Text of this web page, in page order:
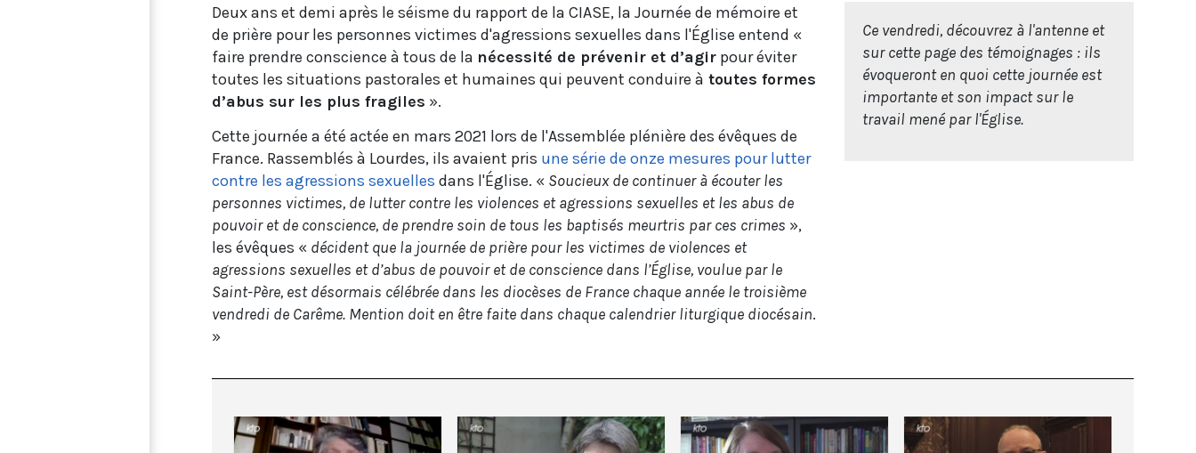
Deux ans et demi après le séisme du rapport de la CIASE, la Journée de mémoire et
de prière pour les personnes victimes d'agressions sexuelles dans l'Église entend «
faire prendre conscience à tous de la nécessité de prévenir et d’agir pour éviter
toutes les situations pastorales et humaines qui peuvent conduire à toutes formes
d’abus sur les plus fragiles ».
Cette journée a été actée en mars 2021 lors de l'Assemblée plénière des évêques de
France. Rassemblés à Lourdes, ils avaient pris une série de onze mesures pour lutter
contre les agressions sexuelles dans l'Église. « Soucieux de continuer à écouter les
personnes victimes, de lutter contre les violences et agressions sexuelles et les abus de
pouvoir et de conscience, de prendre soin de tous les baptisés meurtris par ces crimes »,
les évêques « décident que la journée de prière pour les victimes de violences et
agressions sexuelles et d’abus de pouvoir et de conscience dans l’Église, voulue par le
Saint-Père, est désormais célébrée dans les diocèses de France chaque année le troisième
vendredi de Carême. Mention doit en être faite dans chaque calendrier liturgique diocésain.
»
Ce vendredi, découvrez à l'antenne et
sur cette page des témoignages : ils
évoqueront en quoi cette journée est
importante et son impact sur le
travail mené par l'Église.